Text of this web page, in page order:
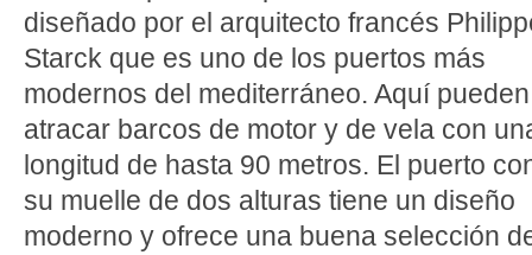
diseñado por el arquitecto francés
Starck que es uno de los puertos más
modernos del mediterráneo. Aquí pueden
atracar barcos de motor y de vela con
longitud de hasta 90 metros. El puerto
su muelle de dos alturas tiene un diseño
moderno y ofrece una buena selección